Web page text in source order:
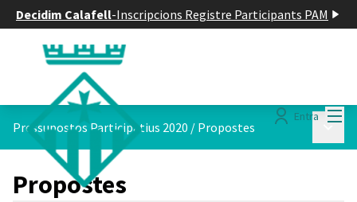
Decidim Calafell-Inscripcions Registre Participants PAM
Entra
Pressupostos Participatius 2020 / Propostes
Propostes